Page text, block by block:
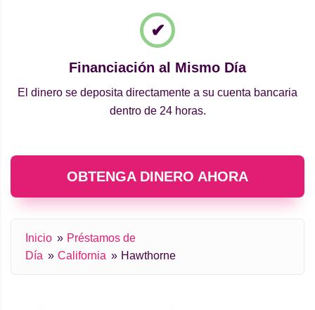
Financiación al Mismo Día
El dinero se deposita directamente a su cuenta bancaria
dentro de 24 horas.
OBTENGA DINERO AHORA
Inicio
Préstamos de
Día
California Hawthorne